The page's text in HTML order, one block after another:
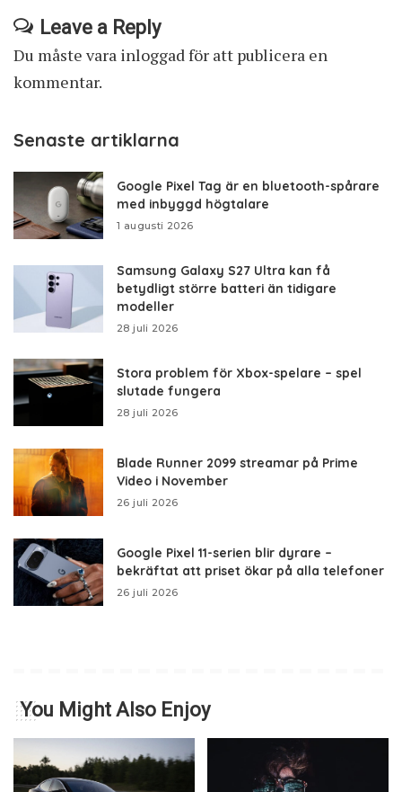
Leave a Reply
Du måste vara inloggad för att publicera en
kommentar.
Senaste artiklarna
Google Pixel Tag är en bluetooth-spårare
med inbyggd högtalare
1 augusti 2026
Samsung Galaxy S27 Ultra kan få
betydligt större batteri än tidigare
modeller
28 juli 2026
Stora problem för Xbox-spelare – spel
slutade fungera
28 juli 2026
Blade Runner 2099 streamar på Prime
Video i November
26 juli 2026
Google Pixel 11-serien blir dyrare –
bekräftat att priset ökar på alla telefoner
26 juli 2026
You Might Also Enjoy